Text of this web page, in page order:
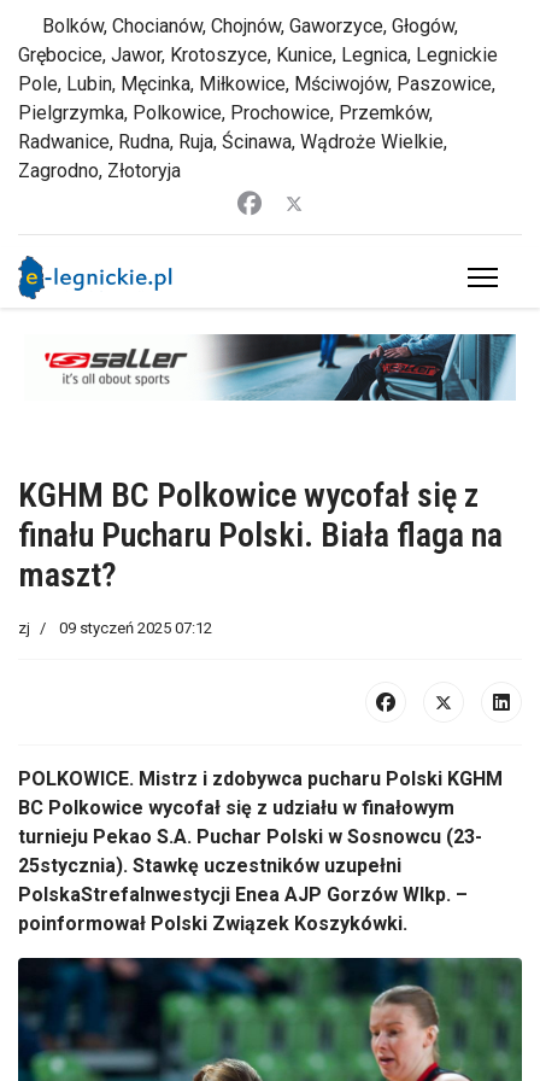
Bolków, Chocianów, Chojnów, Gaworzyce, Głogów,
Grębocice, Jawor, Krotoszyce, Kunice, Legnica, Legnickie
Pole, Lubin, Męcinka, Miłkowice, Mściwojów, Paszowice,
Pielgrzymka, Polkowice, Prochowice, Przemków,
Radwanice, Rudna, Ruja, Ścinawa, Wądroże Wielkie,
Zagrodno, Złotoryja
KGHM BC Polkowice wycofał się z
finału Pucharu Polski. Biała flaga na
maszt?
zj 09 styczeń 2025 07:12
POLKOWICE. Mistrz i zdobywca pucharu Polski KGHM
BC Polkowice wycofał się z udziału w finałowym
turnieju Pekao S.A. Puchar Polski w Sosnowcu (23-
25stycznia). Stawkę uczestników uzupełni
PolskaStrefaInwestycji Enea AJP Gorzów Wlkp. –
poinformował Polski Związek Koszykówki.